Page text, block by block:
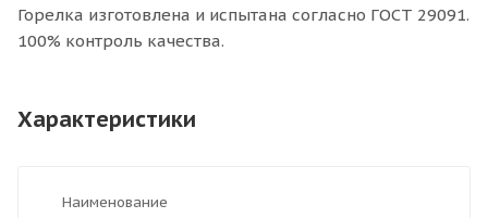
Горелка изготовлена и испытана согласно ГОСТ 29091.
100% контроль качества.
Характеристики
Наименование